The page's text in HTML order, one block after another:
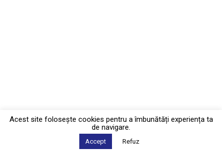
Acest site foloseşte cookies pentru a îmbunătăți experiența ta
de navigare.
Accept Refuz